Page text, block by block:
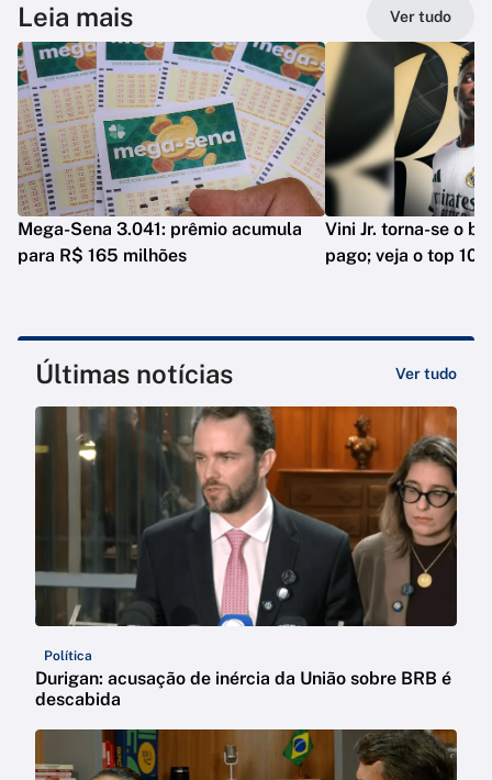
Leia mais Ver tudo
Mega-Sena 3.041: prêmio acumula
para R$ 165 milhões
Vini Jr. torna-se o
pago; veja o top 10
Últimas notícias Ver tudo
Política
Durigan: acusação de inércia da União sobre BRB é
descabida